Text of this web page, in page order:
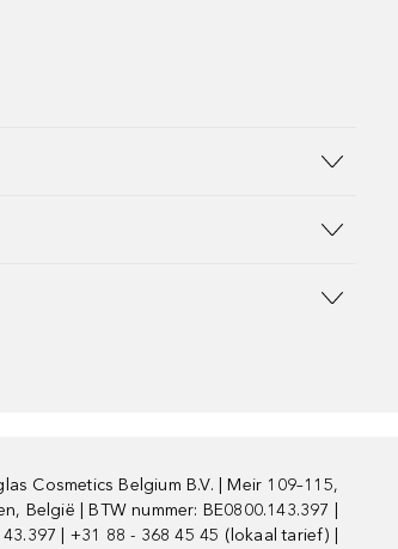
Cosmetics Belgium B.V. | Meir 109–115,
België | BTW nummer: BE0800.143.397 |
| +31 88 - 368 45 45 (lokaal tarief) |